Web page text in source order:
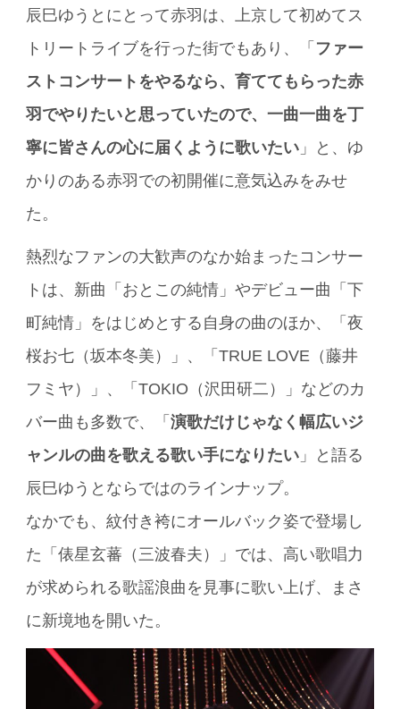
辰巳ゆうとにとって赤羽は、上京して初めてス
トリートライブを行った街でもあり、「 ファー
ストコンサートをやるなら、育ててもらった赤
羽でやりたいと思っていたので、一曲一曲を丁
寧に皆さんの心に届くように歌いたい 」と、ゆ
かりのある赤羽での初開催に意気込みをみせ
た。
熱烈なファンの大歓声のなか始まったコンサー
トは、新曲「おとこの純情」やデビュー曲「下
町純情」をはじめとする自身の曲のほか、「夜
桜お七（坂本冬美）」、「TRUE LOVE（藤井
フミヤ）」、「TOKIO（沢田研二）」などのカ
バー曲も多数で、「演歌だけじゃなく幅広いジ
ャンルの曲を歌える歌い手になりたい 」と語る
辰巳ゆうとならではのラインナップ。
なかでも、紋付き袴にオールバック姿で登場し
た「俵星玄蕃（三波春夫）」では、高い歌唱力
が求められる歌謡浪曲を見事に歌い上げ、まさ
に新境地を開いた。